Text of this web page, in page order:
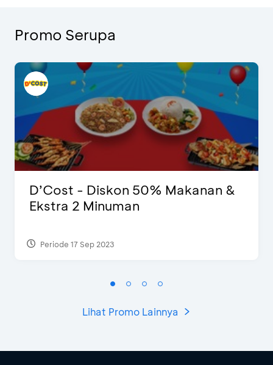
Promo Serupa
D’Cost - Diskon 50% Makanan &
Ekstra 2 Minuman
Periode 17 Sep 2023
Lihat Promo Lainnya